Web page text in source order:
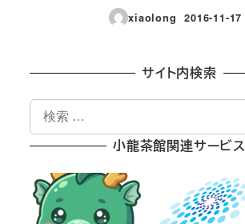
xiaolong
投稿日
2016-11-17
サイト内検索
索
小龍茶館関連サービス